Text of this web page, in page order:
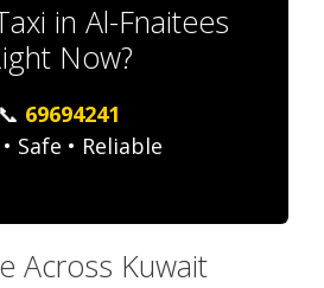
in Al-Fnaitees
Now?
📞 69694241
Safe • Reliable
Across Kuwait